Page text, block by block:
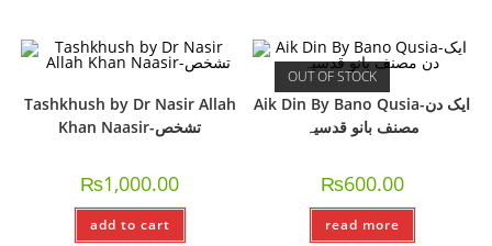
Tashkhush by Dr Nasir Allah
Khan Naasir-تشخص
₨1,000.00
add to cart
OUT OF STOCK
Aik Din By Bano Qusia-ایک دن
مصنف بانو قدسیہ
₨600.00
read more